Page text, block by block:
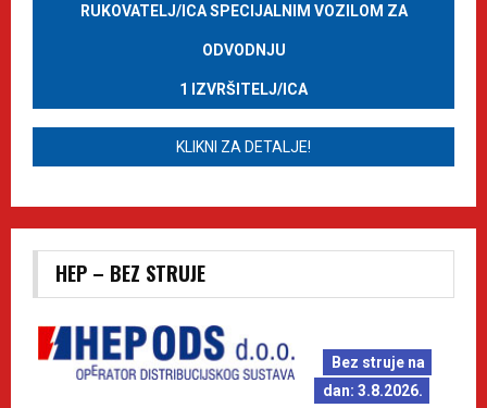
RUKOVATELJ/ICA SPECIJALNIM VOZILOM ZA
ODVODNJU
1 IZVRŠITELJ/ICA
KLIKNI ZA DETALJE!
HEP – BEZ STRUJE
Bez struje na
dan: 3.8.2026.